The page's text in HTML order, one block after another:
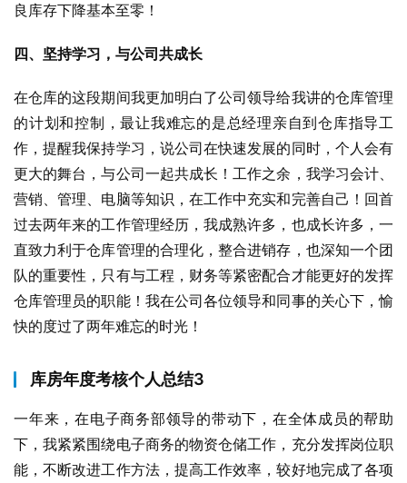
良库存下降基本至零！
四、坚持学习，与公司共成长
在仓库的这段期间我更加明白了公司领导给我讲的仓库管理
的计划和控制，最让我难忘的是总经理亲自到仓库指导工
作，提醒我保持学习，说公司在快速发展的同时，个人会有
更大的舞台，与公司一起共成长！工作之余，我学习会计、
营销、管理、电脑等知识，在工作中充实和完善自己！回首
过去两年来的工作管理经历，我成熟许多，也成长许多，一
直致力利于仓库管理的合理化，整合进销存，也深知一个团
队的重要性，只有与工程，财务等紧密配合才能更好的发挥
仓库管理员的职能！我在公司各位领导和同事的关心下，愉
快的度过了两年难忘的时光！
库房年度考核个人总结3
一年来，在电子商务部领导的带动下，在全体成员的帮助
下，我紧紧围绕电子商务的物资仓储工作，充分发挥岗位职
能，不断改进工作方法，提高工作效率，较好地完成了各项